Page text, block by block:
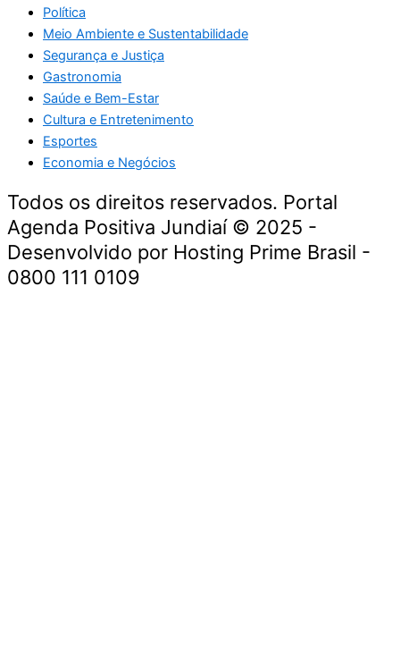
Política
Meio Ambiente e Sustentabilidade
Segurança e Justiça
Gastronomia
Saúde e Bem-Estar
Cultura e Entretenimento
Esportes
Economia e Negócios
Todos os direitos reservados. Portal
Agenda Positiva Jundiaí © 2025 -
Desenvolvido por Hosting Prime Brasil -
0800 111 0109